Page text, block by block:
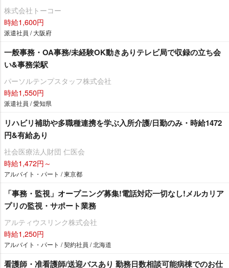
株式会社トーコー
時給1,600円
派遣社員 / 大阪府
一般事務・OA事務/未経験OK動きありテレビ局で収録の立ち会
い&事務栄駅
パーソルテンプスタッフ株式会社
時給1,550円
派遣社員 / 愛知県
リハビリ補助や多職種連携を学ぶ入所介護/日勤のみ・時給1472
円&有給あり
社会医療法人財団 仁医会
時給1,472円～
アルバイト・パート / 東京都
「事務・監視」オープニング募集!電話対応一切なし!メルカリア
プリの監視・サポート業務
アルティウスリンク株式会社
時給1,250円
アルバイト・パート / 契約社員 / 北海道
看護師・准看護師/送迎バスあり 勤務日数相談可能病棟でのお仕